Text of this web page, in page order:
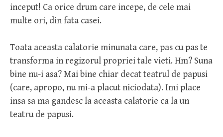
inceput! Ca orice drum care incepe, de cele mai
multe ori, din fata casei.
Toata aceasta calatorie minunata care, pas cu pas te
transforma in regizorul propriei tale vieti. Hm? Suna
bine nu-i asa? Mai bine chiar decat teatrul de papusi
(care, apropo, nu mi-a placut niciodata). Imi place
insa sa ma gandesc la aceasta calatorie ca la un
teatru de papusi.